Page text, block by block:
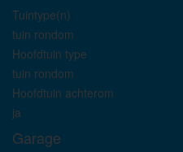
Tuintype(n)
tuin rondom
Hoofdtuin type
tuin rondom
Hoofdtuin achterom
ja
Garage